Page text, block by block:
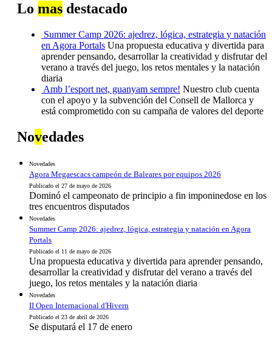
Lo mas destacado
Summer Camp 2026: ajedrez, lógica, estrategia y natación
en Agora Portals Una propuesta educativa y divertida para
aprender pensando, desarrollar la creatividad y disfrutar del
verano a través del juego, los retos mentales y la natación
diaria
Amb l’esport net, guanyam sempre! Nuestro club cuenta
con el apoyo y la subvención del Consell de Mallorca y
está comprometido con su campaña de valores del deporte
Novedades
Novedades
Agora Megaescacs campeón de Baleares por equipos 2026
Publicado el 27 de mayo de 2026
Dominó el campeonato de principio a fin imponinedose en los
tres encuentros disputados
Novedades
Summer Camp 2026: ajedrez, lógica, estrategia y natación en Agora
Portals
Publicado el 11 de mayo de 2026
Una propuesta educativa y divertida para aprender pensando,
desarrollar la creatividad y disfrutar del verano a través del
juego, los retos mentales y la natación diaria
Novedades
II Open Internacional d'Hivern
Publicado el 23 de abril de 2026
Se disputará el 17 de enero